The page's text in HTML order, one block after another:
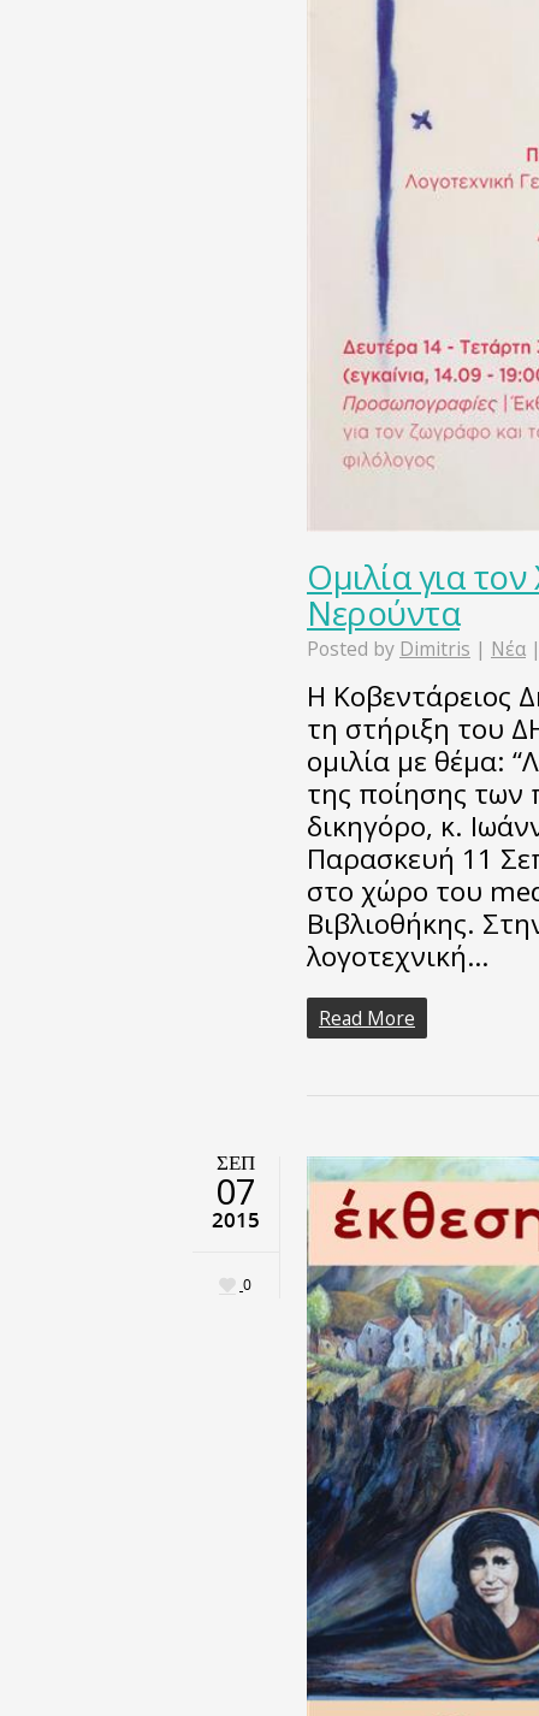
Ομιλία για
Νερούντα
Posted by Dimitris | Νέα
Η Κοβεντάρειος
τη στήριξη του
ομιλία με θέμα:
της ποίησης των
δικηγόρο, κ.
Παρασκευή 11
στο χώρο του
Βιβλιοθήκης.
λογοτεχνική…
Read More
ΣΕΠ
07
2015
0